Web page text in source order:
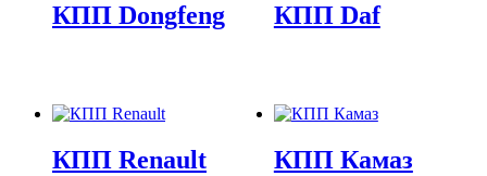
КПП Dongfeng КПП Daf
КПП Renault КПП Камаз